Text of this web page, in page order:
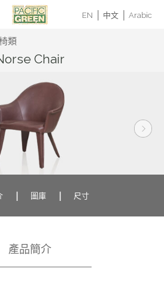
EN 中文 Arabic
類
Chair
圖庫 尺寸
產品簡介